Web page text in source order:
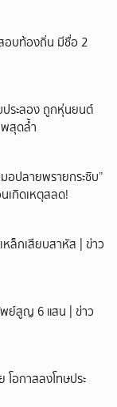
อบท้องถิ่น มีชื่อ 2
ประลอง ถูกหุ่นยนต์
สุดล้ำ
อปลายพรายกระซิบ”
เกิดเหตุสลด!
ล็กเสียบสาหัส | ข่าว
ย์สูญ 6 แสน | ข่าว
โอกาสลงโทษประ